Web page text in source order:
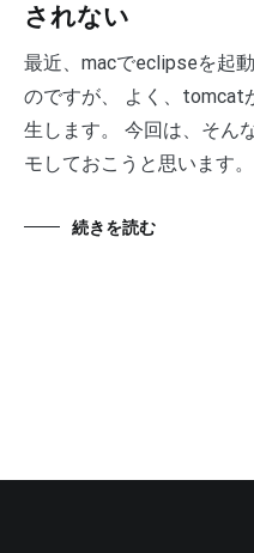
されない
最近、macでeclipseを起
のですが、 よく、tomcat
生します。 今回は、そん
モしておこうと思います
続きを読む